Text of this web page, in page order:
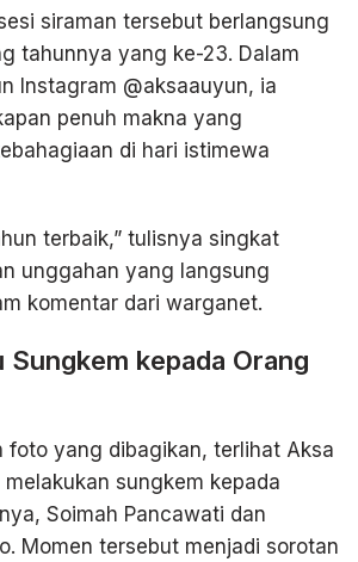
siraman tersebut berlangsung
tahunnya yang ke-23. Dalam
Instagram @aksaauyun, ia
penuh makna yang
di hari istimewa
terbaik,” tulisnya singkat
unggahan yang langsung
komentar dari warganet.
Sungkem kepada Orang
foto yang dibagikan, terlihat Aksa
sungkem kepada
Soimah Pancawati dan
Momen tersebut menjadi sorotan